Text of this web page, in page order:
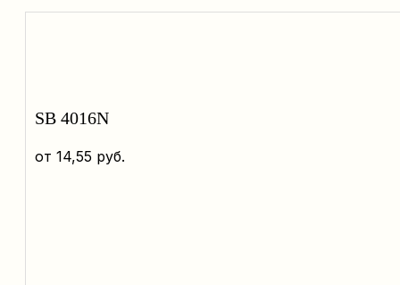
SB 4016N
от 14,55 руб.